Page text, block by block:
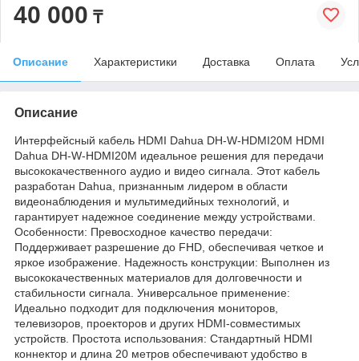
40 000 ₸
Описание Характеристики Доставка Оплата
Описание
Интерфейсный кабель HDMI Dahua DH-W-HDMI20M HDMI
Dahua DH-W-HDMI20M идеальное решения для передачи
высококачественного аудио и видео сигнала. Этот кабель
разработан Dahua, признанным лидером в области
видеонаблюдения и мультимедийных технологий, и
гарантирует надежное соединение между устройствами.
Особенности: Превосходное качество передачи:
Поддерживает разрешение до FHD, обеспечивая четкое и
яркое изображение. Надежность конструкции: Выполнен из
высококачественных материалов для долговечности и
стабильности сигнала. Универсальное применение:
Идеально подходит для подключения мониторов,
телевизоров, проекторов и других HDMI-совместимых
устройств. Простота использования: Стандартный HDMI
коннектор и длина 20 метров обеспечивают удобство в